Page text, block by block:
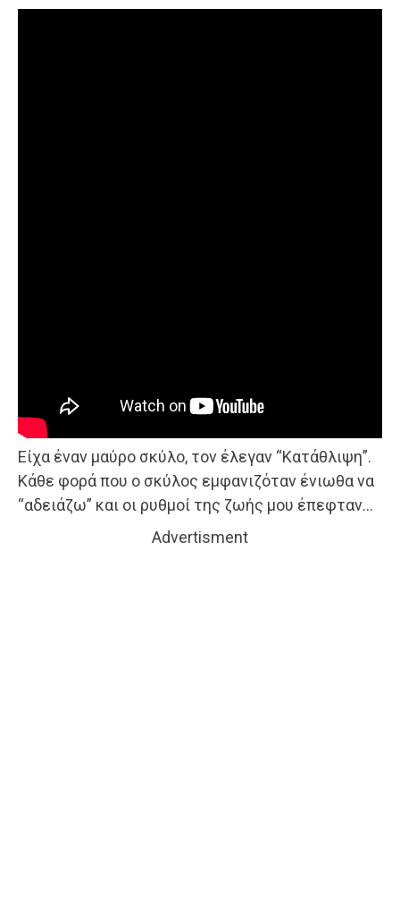
Είχα έναν μαύρο σκύλο, τον έλεγαν “Κατάθλιψη”.
Κάθε φορά που ο σκύλος εμφανιζόταν ένιωθα να
“αδειάζω” και οι ρυθμοί της ζωής μου έπεφταν…
Advertisment